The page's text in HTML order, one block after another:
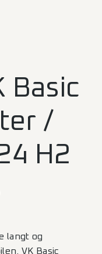
Basic
/
H2
langt og
VK Basic